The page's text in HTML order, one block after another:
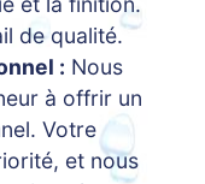
de qualité.
: Nous
à offrir un
Votre
et nous